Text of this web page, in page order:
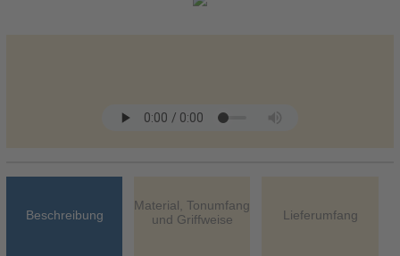
Beschreibung
Material, Tonumfang
und Griffweise
Lieferumfang